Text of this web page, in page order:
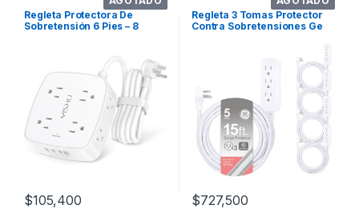
Regleta Protectora De
Sobretensión 6 Pies – 8
$105,400
Regleta 3 Tomas Protector
Contra Sobretensiones Ge
$727,500